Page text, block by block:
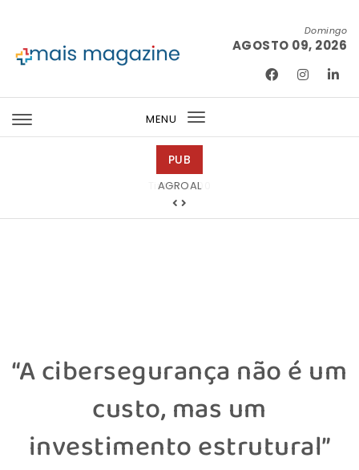
Domingo
AGOSTO 09, 2026
MENU
Toggle
PUB
Tintas 2000
“A cibersegurança não é um
custo, mas um
investimento estrutural”